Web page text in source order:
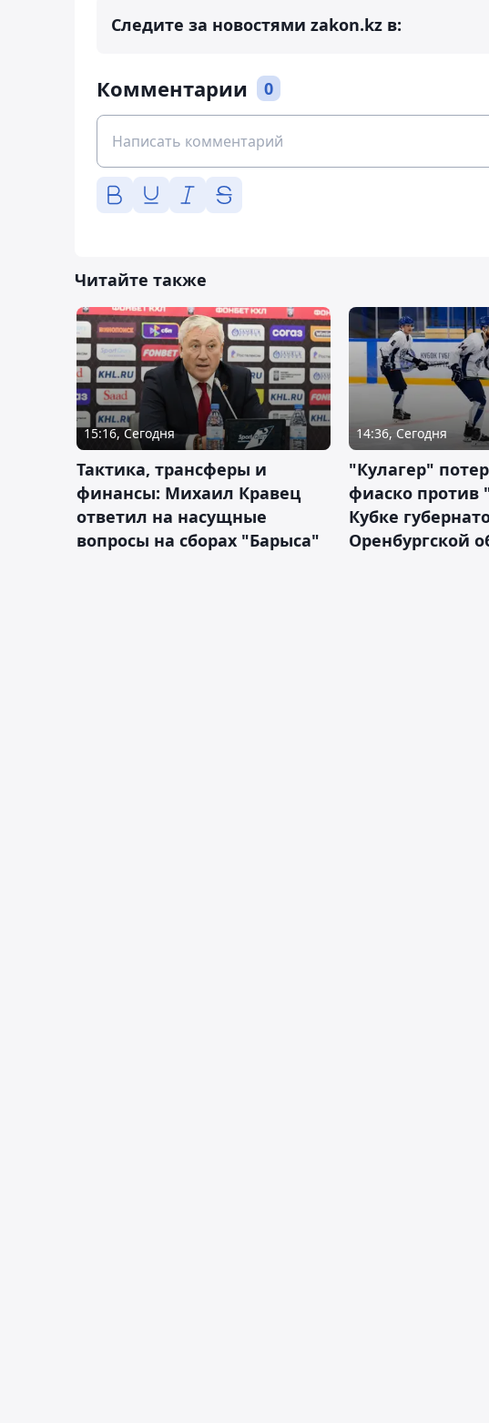
Следите за новостями zakon.kz в:
Комментарии 0
Читайте также
15:16, Сегодня
Тактика, трансферы и
финансы: Михаил Кравец
ответил на насущные
вопросы на сборах "Барыса"
14:36, Сегодня
"Кулагер"
фиаско против
Кубке
Оренбургской